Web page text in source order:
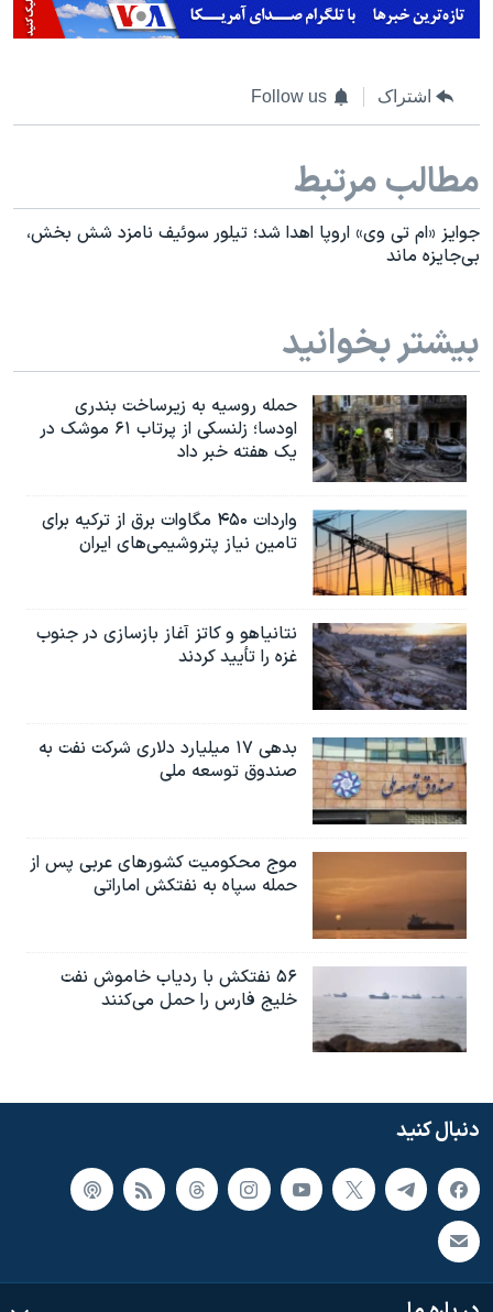
اشتراک Follow us
مطالب مرتبط
جوایز «ام تی وی» اروپا اهدا شد؛ تیلور سوئیف نامزد شش بخش،
بی‌جایزه ماند
بیشتر بخوانید
حمله روسیه به زیرساخت بندری
اودسا؛ زلنسکی از پرتاب ۶۱ موشک در
یک هفته خبر داد
واردات ۴۵۰ مگاوات برق از ترکیه برای
تامین نیاز پتروشیمی‌های ایران
نتانیاهو و کاتز آغاز بازسازی در جنوب
غزه را تأیید کردند
بدهی ۱۷ میلیارد دلاری شرکت نفت به
صندوق توسعه ملی
موج محکومیت کشورهای عربی پس از
حمله سپاه به نفتکش اماراتی
۵۶ نفتکش با ردیاب خاموش نفت
خلیج فارس را حمل می‌کنند
دنبال کنید